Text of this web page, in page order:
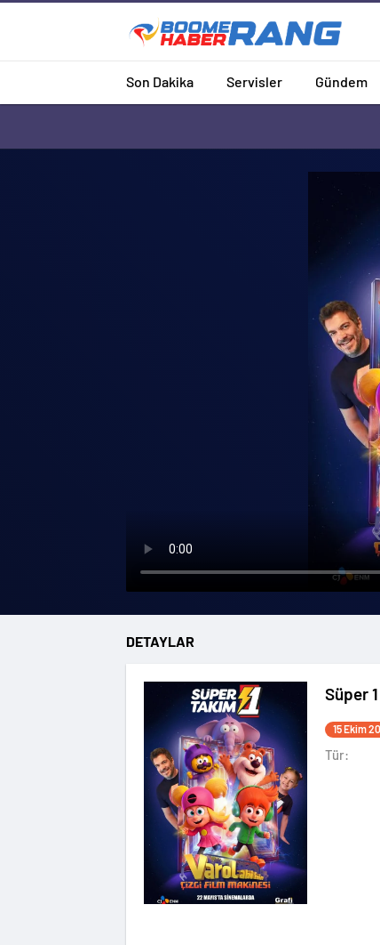
Son Dakika Servisler Gündem
DETAYLAR
Süper
15 Ekim
Tür: